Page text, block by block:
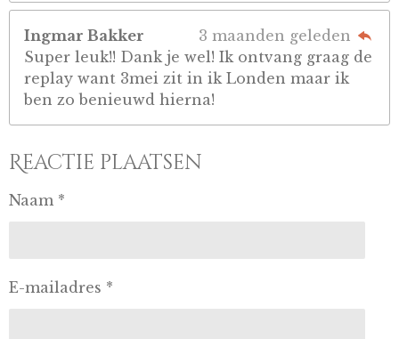
Ingmar Bakker
3 maanden geleden
Super leuk!! Dank je wel! Ik ontvang graag de
replay want 3mei zit in ik Londen maar ik
ben zo benieuwd hierna!
Reactie plaatsen
Naam *
E-mailadres *